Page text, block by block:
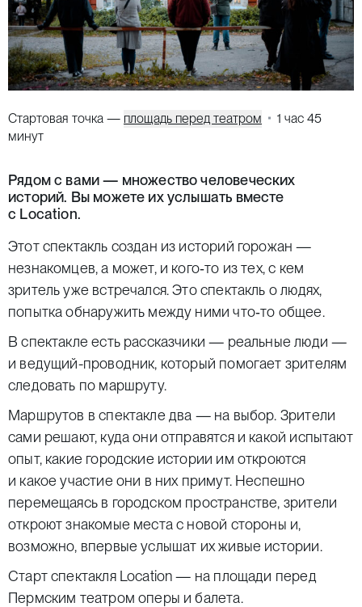
Стартовая точка — площадь перед театром
1 час 45
минут
Рядом с вами — множество человеческих
историй. Вы можете их услышать вместе
с Location.
Этот спектакль создан из историй горожан —
незнакомцев, а может, и кого‑то из тех, с кем
зритель уже встречался. Это спектакль о людях,
попытка обнаружить между ними что‑то общее.
В спектакле есть рассказчики — реальные люди —
и ведущий-проводник, который помогает зрителям
следовать по маршруту.
Маршрутов в спектакле два — на выбор. Зрители
сами решают, куда они отправятся и какой испытают
опыт, какие городские истории им откроются
и какое участие они в них примут. Неспешно
перемещаясь в городском пространстве, зрители
откроют знакомые места с новой стороны и,
возможно, впервые услышат их живые истории.
Старт спектакля Location — на площади перед
Пермским театром оперы и балета.